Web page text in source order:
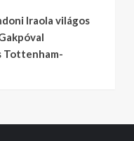
Iraola világos
Tottenham-